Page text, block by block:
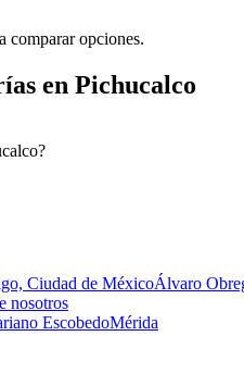
comparar opciones.
en Pichucalco
Ciudad de MéxicoÁlvaro
nosotros
EscobedoMérida